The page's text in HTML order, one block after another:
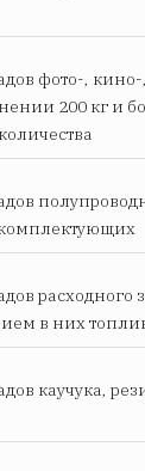
фото-,
200 кг и
расходного
в них
каучука,